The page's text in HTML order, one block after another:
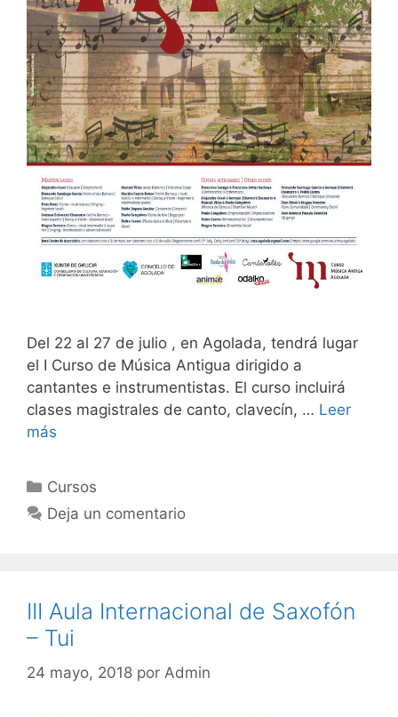
Del 22 al 27 de julio , en Agolada, tendrá lugar
el I Curso de Música Antigua dirigido a
cantantes e instrumentistas. El curso incluirá
clases magistrales de canto, clavecín, … Leer
más
Categorías
Cursos
Deja un comentario
III Aula Internacional de Saxofón
– Tui
24 mayo, 2018 por Admin